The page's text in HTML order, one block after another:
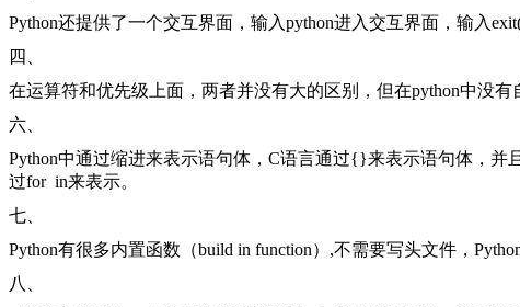
Python还提供了一个交互界面，输入python进入交互界面，输入
四、
在运算符和优先级上面，两者并没有大的区别，但在python中没
六、
Python中通过缩进来表示语句体，C语言通过{}来表示语句体，并
过for in来表示。
七、
Python有很多内置函数（build in function）,不需要写头文件，
八、